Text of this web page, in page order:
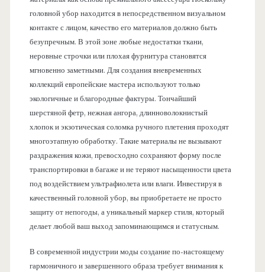
головной убор находится в непосредственном визуальном
контакте с лицом, качество его материалов должно быть
безупречным. В этой зоне любые недостатки ткани,
неровные строчки или плохая фурнитура становятся
мгновенно заметными. Для создания вневременных
коллекций европейские мастера используют только
экологичные и благородные фактуры. Тончайший
шерстяной фетр, нежная ангора, длинноволокнистый
хлопок и экзотическая соломка ручного плетения проходят
многоэтапную обработку. Такие материалы не вызывают
раздражения кожи, превосходно сохраняют форму после
транспортировки в багаже и не теряют насыщенности цвета
под воздействием ультрафиолета или влаги. Инвестируя в
качественный головной убор, вы приобретаете не просто
защиту от непогоды, а уникальный маркер стиля, который
делает любой ваш выход запоминающимся и статусным.
В современной индустрии моды создание по-настоящему
гармоничного и завершенного образа требует внимания к